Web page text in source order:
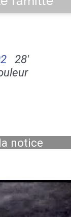
28'
notice